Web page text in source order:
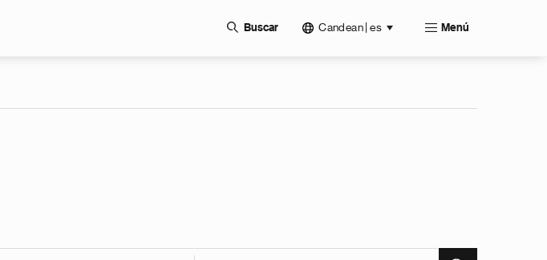
Buscar Candean | es Menú